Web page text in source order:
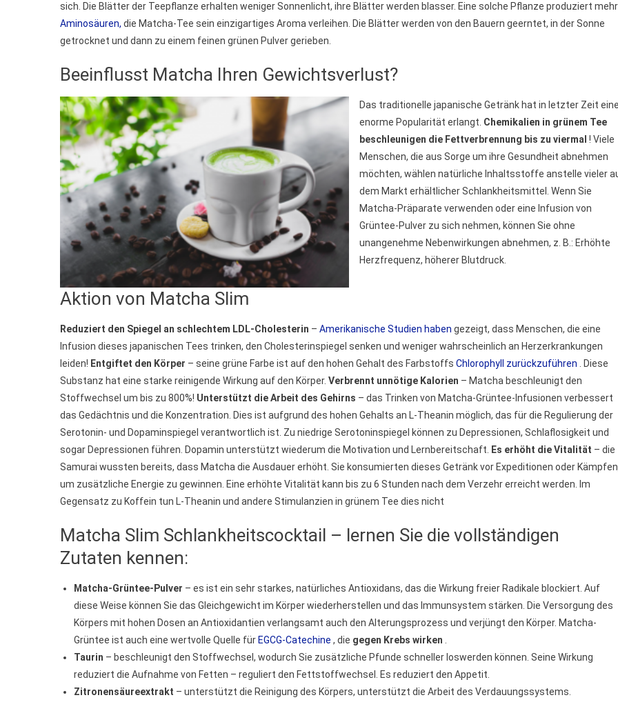
sich. Die Blätter der Teepflanze erhalten weniger Sonnenlicht, ihre Blätter werden blasser. Eine solche Pflanze produziert mehr
Aminosäuren, die Matcha-Tee sein einzigartiges Aroma verleihen. Die Blätter werden von den Bauern geerntet, in der Sonne
getrocknet und dann zu einem feinen grünen Pulver gerieben.
Beeinflusst Matcha Ihren Gewichtsverlust?
Das traditionelle japanische Getränk hat in letzter Zeit eine
enorme Popularität erlangt. Chemikalien in grünem Tee
beschleunigen die Fettverbrennung bis zu viermal ! Viele
Menschen, die aus Sorge um ihre Gesundheit abnehmen
möchten, wählen natürliche Inhaltsstoffe anstelle vieler
dem Markt erhältlicher Schlankheitsmittel. Wenn Sie
Matcha-Präparate verwenden oder eine Infusion von
Grüntee-Pulver zu sich nehmen, können Sie ohne
unangenehme Nebenwirkungen abnehmen, z. B.: Erhöhte
Herzfrequenz, höherer Blutdruck.
Aktion von Matcha Slim
Reduziert den Spiegel an schlechtem LDL-Cholesterin – Amerikanische Studien haben gezeigt, dass Menschen, die eine
Infusion dieses japanischen Tees trinken, den Cholesterinspiegel senken und weniger wahrscheinlich an Herzerkrankungen
leiden! Entgiftet den Körper – seine grüne Farbe ist auf den hohen Gehalt des Farbstoffs Chlorophyll zurückzuführen . Diese
Substanz hat eine starke reinigende Wirkung auf den Körper. Verbrennt unnötige Kalorien – Matcha beschleunigt den
Stoffwechsel um bis zu 800%! Unterstützt die Arbeit des Gehirns – das Trinken von Matcha-Grüntee-Infusionen verbessert
das Gedächtnis und die Konzentration. Dies ist aufgrund des hohen Gehalts an L-Theanin möglich, das für die Regulierung der
Serotonin- und Dopaminspiegel verantwortlich ist. Zu niedrige Serotoninspiegel können zu Depressionen, Schlaflosigkeit und
sogar Depressionen führen. Dopamin unterstützt wiederum die Motivation und Lernbereitschaft. Es erhöht die Vitalität – die
Samurai wussten bereits, dass Matcha die Ausdauer erhöht. Sie konsumierten dieses Getränk vor Expeditionen oder
um zusätzliche Energie zu gewinnen. Eine erhöhte Vitalität kann bis zu 6 Stunden nach dem Verzehr erreicht werden. Im
Gegensatz zu Koffein tun L-Theanin und andere Stimulanzien in grünem Tee dies nicht
Matcha Slim Schlankheitscocktail – lernen Sie die vollständigen
Zutaten kennen:
Matcha-Grüntee-Pulver – es ist ein sehr starkes, natürliches Antioxidans, das die Wirkung freier Radikale blockiert. Auf
diese Weise können Sie das Gleichgewicht im Körper wiederherstellen und das Immunsystem stärken. Die Versorgung des
Körpers mit hohen Dosen an Antioxidantien verlangsamt auch den Alterungsprozess und verjüngt den Körper. Matcha-
Grüntee ist auch eine wertvolle Quelle fürEGCG-Catechine , die gegen Krebs wirken
Taurin – beschleunigt den Stoffwechsel, wodurch Sie zusätzliche Pfunde schneller loswerden können. Seine Wirkung
reduziert die Aufnahme von Fetten – reguliert den Fettstoffwechsel. Es reduziert den Appetit.
Zitronensäureextrakt – unterstützt die Reinigung des Körpers, unterstützt die Arbeit des Verdauungssystems.